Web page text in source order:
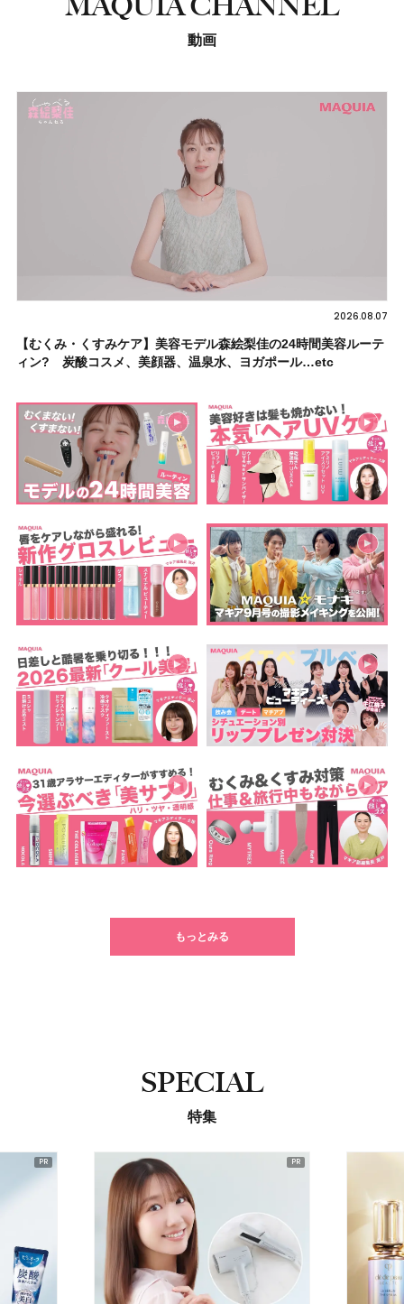
動画
2026.08.07
【むくみ・くすみケア】美容モデル森絵梨佳の24時間美容ルーテ
ィン? 炭酸コスメ、美顔器、温泉水、ヨガポール…etc
もっとみる
SPECIAL
特集